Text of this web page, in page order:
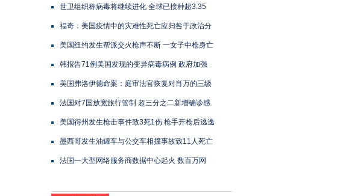
世卫组织称病毒将继续进化 全球已接种超3.35
福奇：美国疫情中的灾难性死亡应归咎于政治分
美国纽约发生帮派交火枪声不断 一女子中枪身亡
韩报告71例美国发现的变异病毒病例 政府加强
美国弗洛伊德命案：庭审法官恢复对肖万的三级
法国对7国放宽旅行管制 超三分之二新增确诊感
美国得州发生枪击事件致3死1伤 枪手开枪后逃逸
墨西哥发生油罐车与公交车相撞事故致11人死亡
法国一大型网络服务商数据中心起火 数百万网